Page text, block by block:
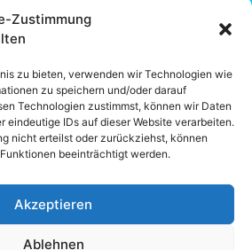
Zustimmung
zu bieten, verwenden wir Technologien wie
zu speichern und/oder darauf
Technologien zustimmst, können wir Daten
eindeutige IDs auf dieser Website verarbeiten.
nicht erteilst oder zurückziehst, können
beeinträchtigt werden.
Akzeptieren
Ablehnen
überparteilicher
Steiger, Forstwirt &